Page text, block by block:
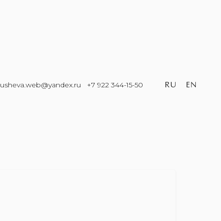
+7 922 344-15-50 RU EN